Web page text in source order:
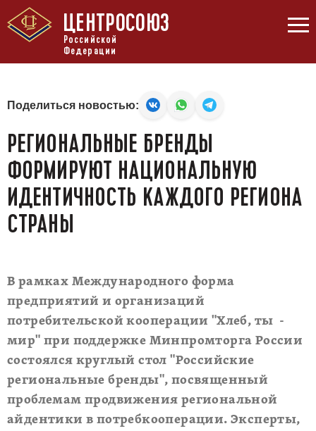
ЦЕНТРОСОЮЗ
Российской
Федерации
Поделиться новостью:
РЕГИОНАЛЬНЫЕ БРЕНДЫ
ФОРМИРУЮТ НАЦИОНАЛЬНУЮ
ИДЕНТИЧНОСТЬ КАЖДОГО РЕГИОНА
СТРАНЫ
В рамках Международного форма
предприятий и организаций
потребительской кооперации "Хлеб, ты -
мир" при поддержке Минпромторга России
состоялся круглый стол "Российские
региональные бренды", посвященный
проблемам продвижения региональной
айдентики в потребкооперации. Эксперты,